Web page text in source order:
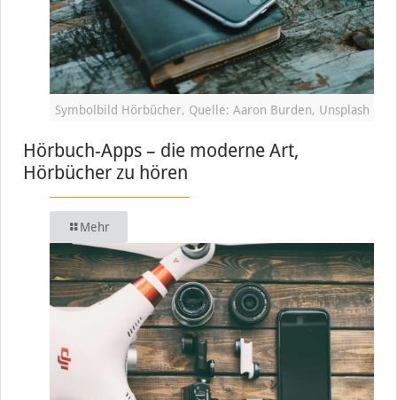
Symbolbild Hörbücher, Quelle: Aaron Burden, Unsplash
Hörbuch-Apps – die moderne Art,
Hörbücher zu hören
Mehr